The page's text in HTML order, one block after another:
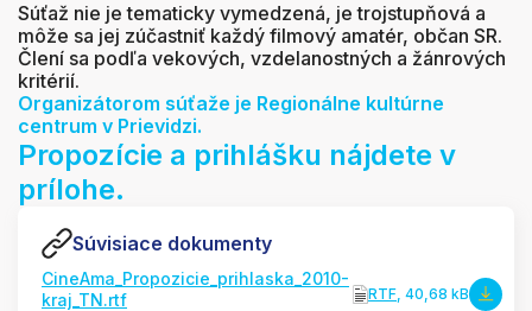
Súťaž nie je tematicky vymedzená, je trojstupňová a
môže sa jej zúčastniť každý filmový amatér, občan SR.
Člení sa podľa vekových, vzdelanostných a žánrových
kritérií.
Organizátorom súťaže je Regionálne kultúrne
centrum v Prievidzi.
Propozície a prihlášku nájdete v
prílohe.
Súvisiace dokumenty
CineAma_Propozicie_prihlaska_2010-
kraj_TN.rtf
RTF , 40,68 kB